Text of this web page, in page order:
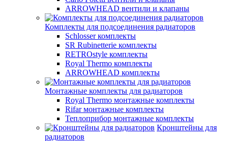
ARROWHEAD вентили и клапаны
Комплекты для подсоединения радиаторов
Schlosser комплекты
SR Rubinetterie комплекты
RETROstyle комплекты
Royal Thermo комплекты
ARROWHEAD комплекты
Монтажные комплекты для радиаторов
Royal Thermo монтажные комплекты
Rifar монтажные комплекты
Теплоприбор монтажные комплекты
Кронштейны для
радиаторов